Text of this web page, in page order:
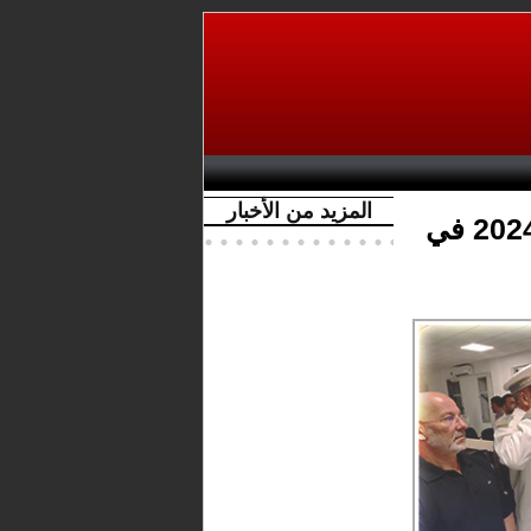
المزيد من الأخبار
جماعة بوعرك تنصت لخطاب العرش 2024 في